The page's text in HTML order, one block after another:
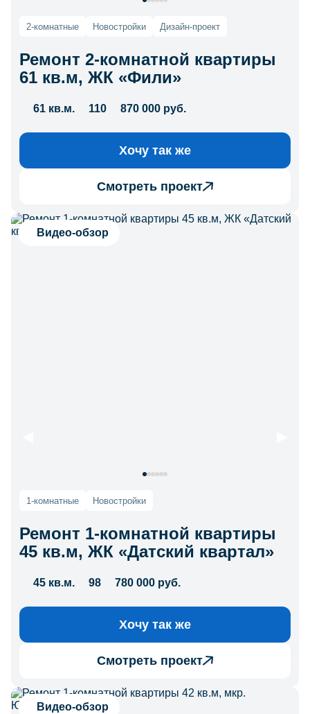
2-комнатные Новостройки Дизайн-проект
Ремонт 2-комнатной квартиры
61 кв.м, ЖК «Фили»
61 кв.м. 110 870 000 руб.
Хочу так же
Смотреть проект
Видео-обзор
1-комнатные Новостройки
Ремонт 1-комнатной квартиры
45 кв.м, ЖК «Датский квартал»
45 кв.м. 98 780 000 руб.
Хочу так же
Смотреть проект
Видео-обзор